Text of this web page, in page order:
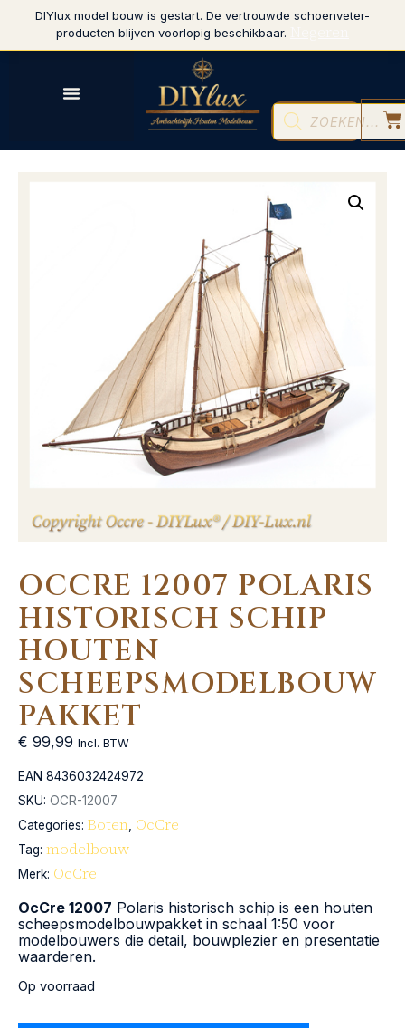
DIYlux model bouw is gestart. De vertrouwde schoenveter-
producten blijven voorlopig beschikbaar.
OCCRE 12007 POLARIS
HISTORISCH SCHIP
HOUTEN
SCHEEPSMODELBOUW
PAKKET
€ 99,99 Incl. BTW
EAN 8436032424972
SKU: OCR-12007
Categories: Boten, OcCre
Tag: modelbouw
Merk: OcCre
OcCre 12007 Polaris historisch schip is een houten
scheepsmodelbouwpakket in schaal 1:50 voor
modelbouwers die detail, bouwplezier en presentatie
waarderen.
Op voorraad